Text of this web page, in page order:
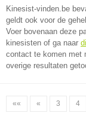
Kinesist-vinden.be
geldt ook voor de
Voer bovenaan deze
kinesisten of ga naar
contact te komen met
overige resultaten
«« « 3 4